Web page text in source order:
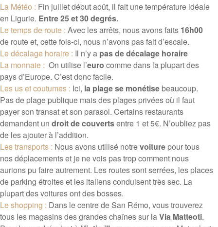
La Météo : Fin juillet début août, il fait une température idéale
en Ligurie. Entre 25 et 30 degrés.
Le temps de route : Avec les arrêts, nous avons faits 16h00
de route et, cette fois-ci, nous n’avons pas fait d’escale.
Le décalage horaire : Il n’y a pas de décalage horaire
La monnaie : On utilise l’euro comme dans la plupart des
pays d’Europe. C’est donc facile.
Les us et coutumes : Ici, la plage se monétise beaucoup.
Pas de plage publique mais des plages privées où il faut
payer son transat et son parasol. Certains restaurants
demandent un droit de couvertsentre 1 et 5€. N’oubliez pas
de les ajouter à l’addition.
Les transports : Nous avons utilisé notrevoiture pour tous
nos déplacements et je ne vois pas trop comment nous
aurions pu faire autrement. Les routes sont serrées, les places
de parking étroites et les italiens conduisent très sec. La
plupart des voitures ont des bosses.
Le shopping : Dans le centre de San Rémo, vous trouverez
tous les magasins des grandes chaînes sur laVia Matteoti.